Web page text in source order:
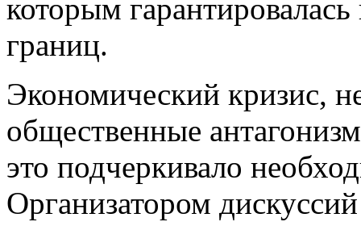
которым
границ.
Экономический кризис,
общественные
это подчеркивало
Организатором